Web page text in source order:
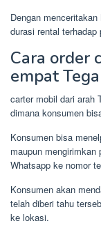
Dengan
durasi rental
Cara order
empat
carter mobil dari arah
dimana konsumen
Konsumen bisa
maupun
Whatsapp ke nomor
Konsumen akan
telah diberi tahu
ke lokasi.